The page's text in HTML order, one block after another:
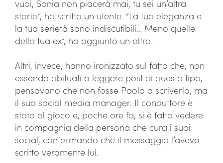
vuoi, Sonia non piacerà mai, tu sei un’altra
storia”, ha scritto un utente. “La tua eleganza e
la tua serietà sono indiscutibili… Meno quelle
della tua ex”, ha aggiunto un altro.
Altri, invece, hanno ironizzato sul fatto che, non
essendo abituati a leggere post di questo tipo,
pensavano che non fosse Paolo a scriverlo, ma
il suo social media manager. Il conduttore è
stato al gioco e, poche ore fa, si è fatto vedere
in compagnia della persona che cura i suoi
social, confermando che il messaggio l’aveva
scritto veramente lui.